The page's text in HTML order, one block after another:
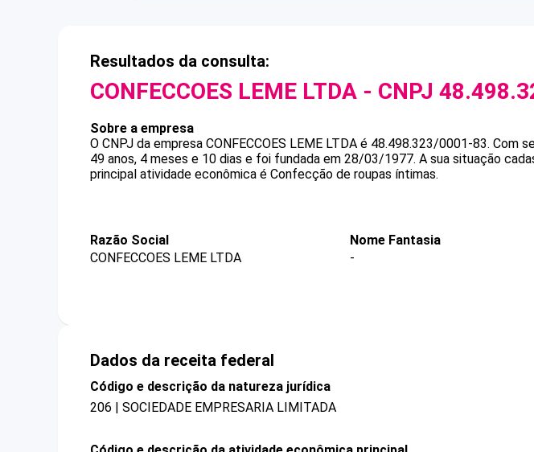
Resultados da consulta:
CONFECCOES LEME LTDA - CNPJ
Sobre a empresa
O CNPJ da empresa CONFECCOES LEME LTDA é 48.498.323/0001-83. Com
49 anos, 4 meses e 10 dias e foi fundada em 28/03/1977. A sua situação
principal atividade econômica é Confecção de roupas íntimas.
Razão Social
CONFECCOES LEME LTDA
Nome Fantasia
-
Dados da receita federal
Código e descrição da natureza jurídica
206 | SOCIEDADE EMPRESARIA LIMITADA